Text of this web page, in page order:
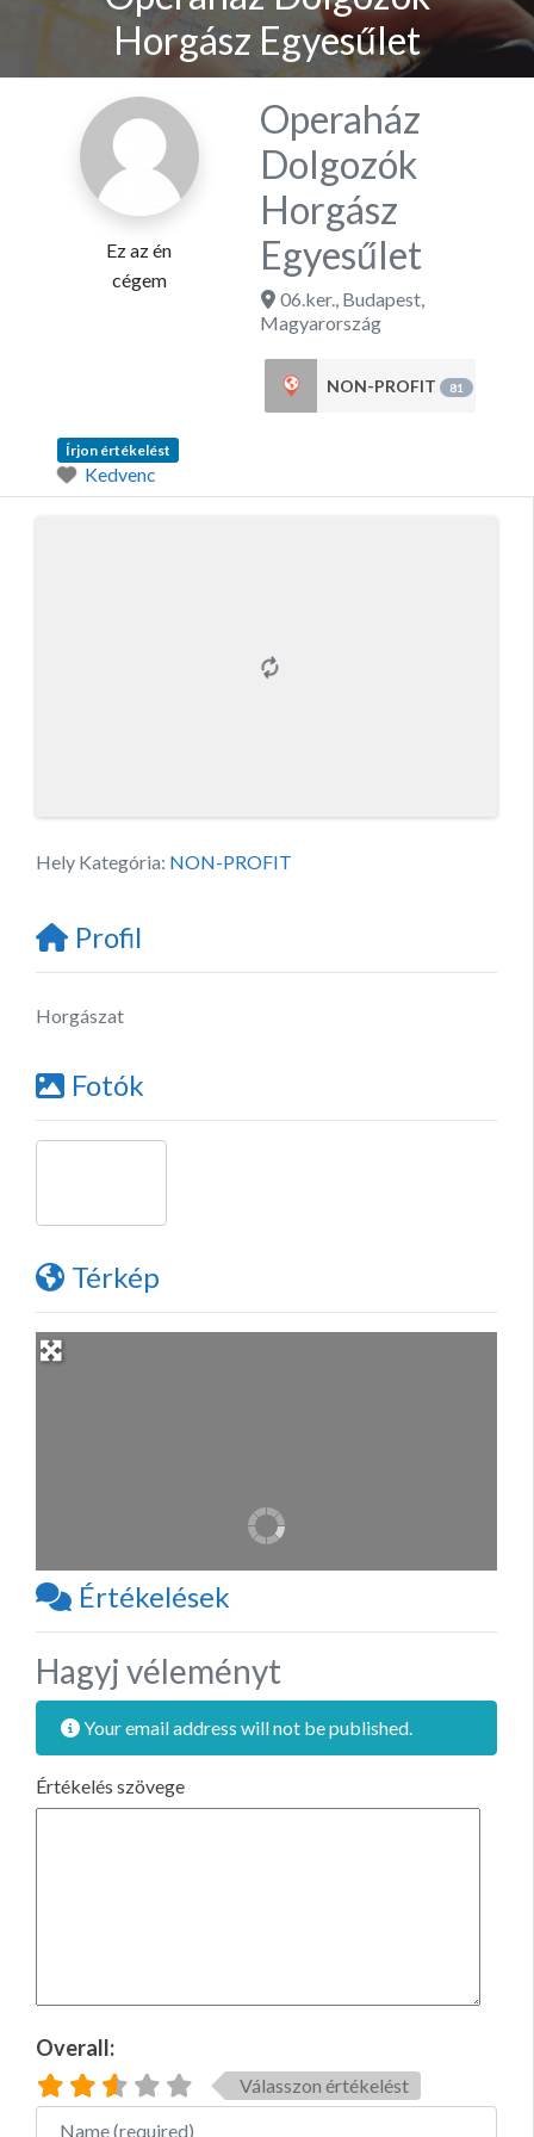
Horgász Egyesűlet
Ez az én
cégem
Operaház
Dolgozók
Horgász
Egyesűlet
06.ker., Budapest,
Magyarország
NON-PROFIT 81
Írjon értékelést
Kedvenc
Hely Kategória: NON-PROFIT
Profil
Horgászat
Fotók
Térkép
Értékelések
Hagyj véleményt
Your email address will not be published.
Értékelés szövege
Overall:
Válasszon értékelést
Name